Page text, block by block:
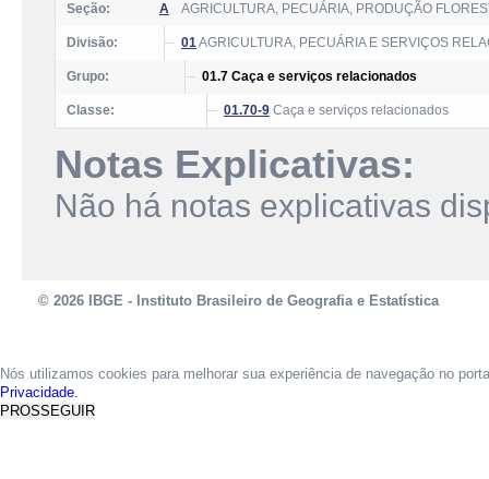
Seção: A AGRICULTURA, PECUÁRIA, PRODUÇÃO
Divisão: 01AGRICULTURA, PECUÁRIA E SERVIÇOS
Grupo: 01.7 Caça e serviços relacionados
Classe: 01.70-9 Caça e serviços relacionados
Notas Explicativas:
Não há notas explicativas
© 2026 IBGE - Instituto Brasileiro de Geografia e Estatística
Nós utilizamos cookies para melhorar sua experiência de navegação no
Privacidade.
PROSSEGUIR